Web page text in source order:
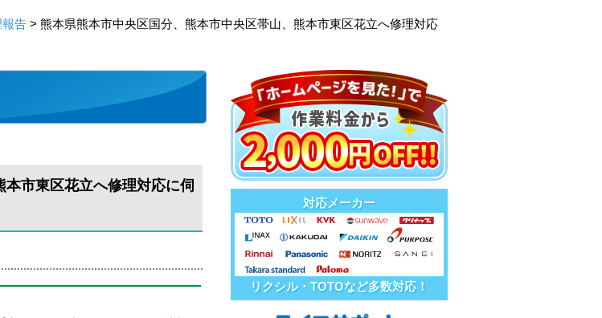
報告 > 熊本県熊本市中央区国分、熊本市中央区帯山、熊本市東区花立へ修理対応
市東区花立へ修理対応に伺
対応メーカー
リクシル・TOTOなど多数対応！